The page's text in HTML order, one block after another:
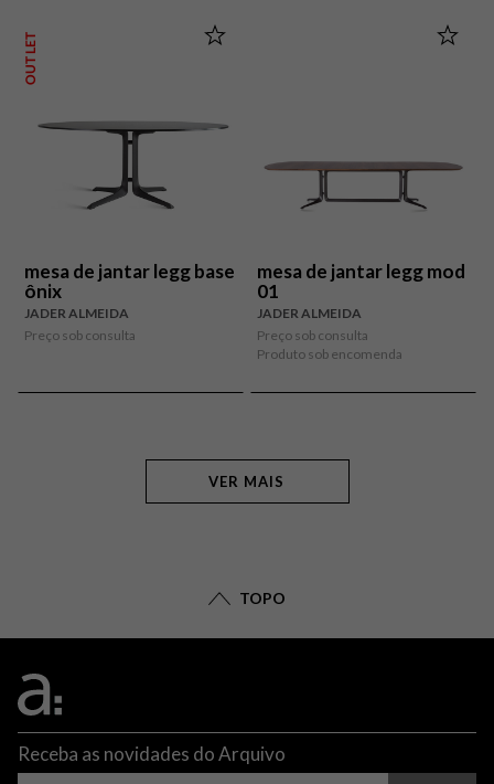
OUTLET
mesa de jantar legg base
ônix
JADER ALMEIDA
Preço sob consulta
mesa de jantar legg mod
01
JADER ALMEIDA
Preço sob consulta
Produto sob encomenda
VER MAIS
TOPO
Receba as novidades do Arquivo